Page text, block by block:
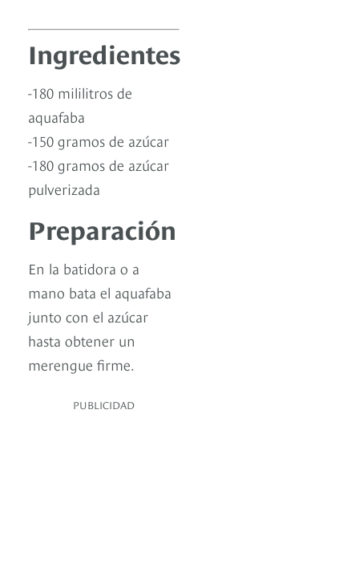
Ingredientes
-180 mililitros de
aquafaba
-150 gramos de azúcar
-180 gramos de azúcar
pulverizada
Preparación
En la batidora o a
mano bata el aquafaba
junto con el azúcar
hasta obtener un
merengue firme.
PUBLICIDAD